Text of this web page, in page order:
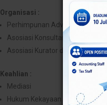
Organisasi :
Perhimpunan Advokat Indonesia
Asosiasi Konsultan Hak
Asosiasi Kurator dan Pengurus
Keahlian :
Mediasi
Hukum Kekayaan Intelektual